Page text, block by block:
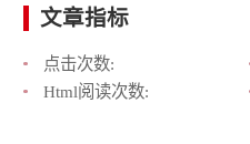
文章指标
点击次数:
Html阅读次数: